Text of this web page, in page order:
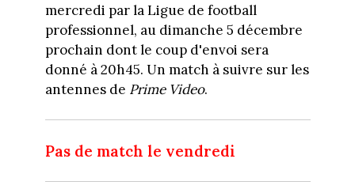
mercredi par la Ligue de football
professionnel, au dimanche 5 décembre
prochain dont le coup d'envoi sera
donné à 20h45. Un match à suivre sur les
antennes de Prime Video.
Pas de match le vendredi